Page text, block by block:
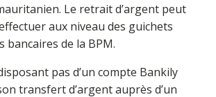
Le retrait d’argent peut
aux niveau des guichets
bancaires de la BPM.
pas d’un compte Bankily
transfert d’argent auprès d’un